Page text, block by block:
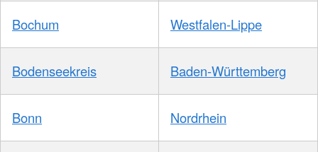
Bochum Westfalen-Lippe
Bodenseekreis Baden-Württemberg
Bonn Nordrhein